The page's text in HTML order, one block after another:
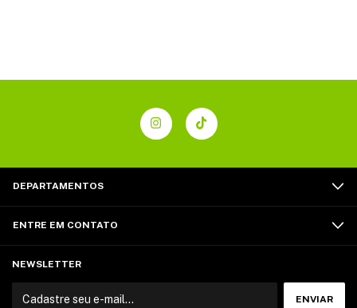
DEPARTAMENTOS
ENTRE EM CONTATO
NEWSLETTER